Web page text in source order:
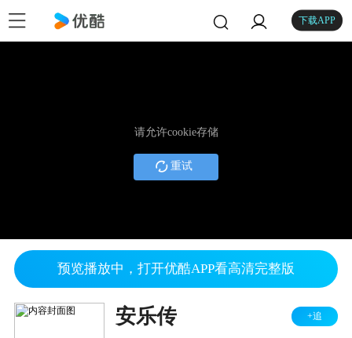
下载APP
请允许cookie存储
重试
预览播放中，打开优酷APP看高清完整版
安乐传 +追